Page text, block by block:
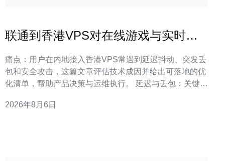
联通到香港VPS对在线游戏与实时音
痛点：用户在内地接入香港VPS常遇到延迟抖动、突发丢
包和安全攻击，这篇文章评估技术成因并给出可落地的优
化清单，帮助产品决策与运维执行。 延迟与丢包：关键影
迟通常直接决定用户体验阈值，抖动与丢包会比平均RTT
2026年8月6日